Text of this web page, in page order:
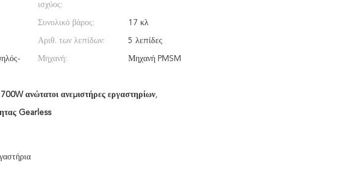
ισχύος:
Συνολικό βάρος: 17 κλ
Αριθ. των λεπίδων: 5 λεπίδες
Μηχανή: Μηχανή PMSM
700W ανώτατοι ανεμιστήρες εργαστηρίων,
Gearless